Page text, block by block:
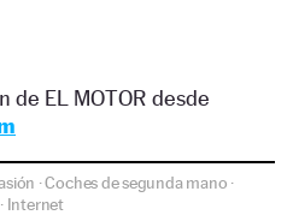
de EL MOTOR desde
·Coches de segunda mano ·
Internet